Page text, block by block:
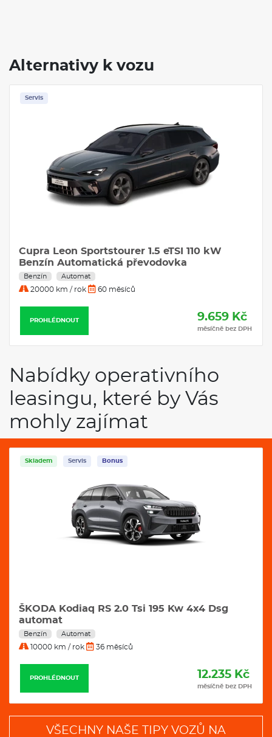
Alternativy k vozu
Servis
Cupra Leon Sportstourer 1.5 eTSI 110 kW
Benzín Automatická převodovka
Benzín Automat
20000 km / rok 60 měsíců
PROHLÉDNOUT 9.659 Kč
měsíčně bez DPH
Nabídky operativního
leasingu, které by Vás
mohly zajímat
Skladem Servis Bonus
ŠKODA Kodiaq RS 2.0 Tsi 195 Kw 4x4 Dsg
automat
Benzín Automat
10000 km / rok 36 měsíců
PROHLÉDNOUT 12.235 Kč
měsíčně bez DPH
VŠECHNY NAŠE TIPY VOZŮ NA